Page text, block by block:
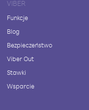
VIBER
Funkcje
Blog
Bezpieczeństwo
Viber Out
Stawki
Wsparcie